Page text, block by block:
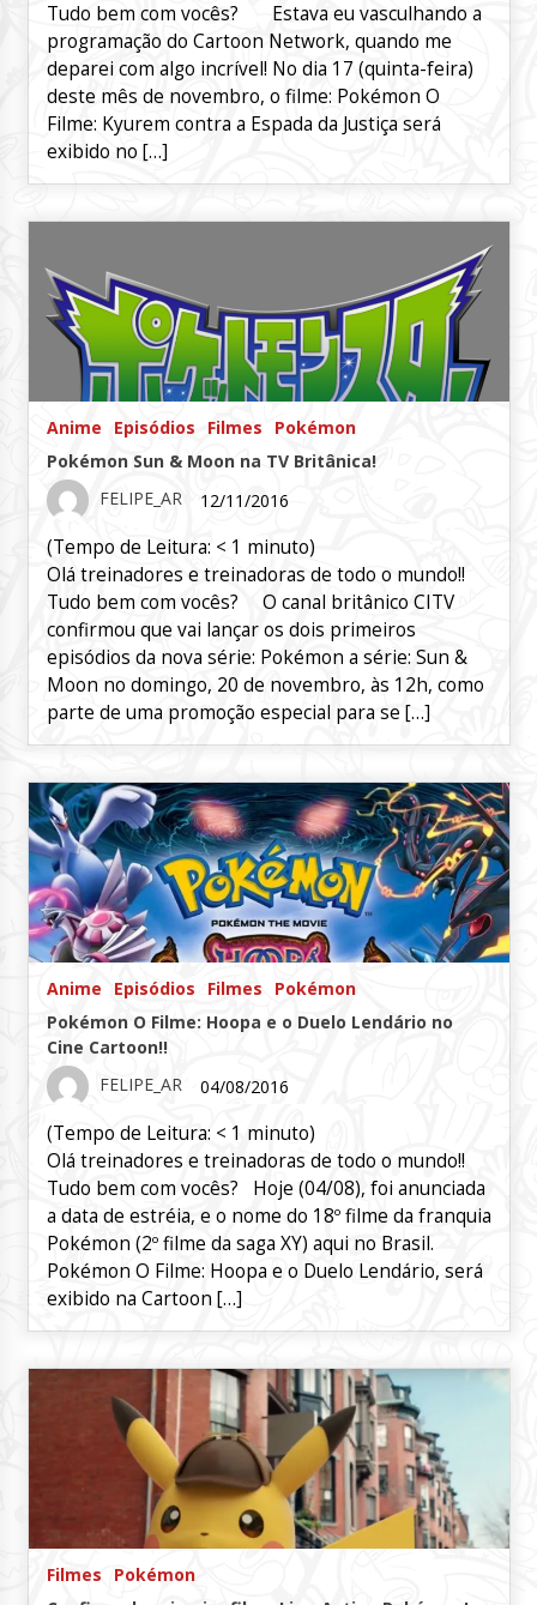
Tudo bem com vocês? Estava eu vasculhando a
programação do Cartoon Network, quando me
deparei com algo incrível! No dia 17 (quinta-feira)
deste mês de novembro, o filme: Pokémon O
Filme: Kyurem contra a Espada da Justiça será
exibido no […]
Anime Episódios Filmes
Pokémon
Pokémon Sun & Moon na TV Britânica!
FELIPE_AR
12/11/2016
(Tempo de Leitura: < 1 minuto)
Olá treinadores e treinadoras de todo o mundo!!
Tudo bem com vocês? O canal britânico CITV
confirmou que vai lançar os dois primeiros
episódios da nova série: Pokémon a série: Sun &
Moon no domingo, 20 de novembro, às 12h, como
parte de uma promoção especial para se […]
Anime Episódios Filmes
Pokémon
Pokémon O Filme: Hoopa e o Duelo Lendário no
Cine Cartoon!!
FELIPE_AR
04/08/2016
(Tempo de Leitura: < 1 minuto)
Olá treinadores e treinadoras de todo o mundo!!
Tudo bem com vocês? Hoje (04/08), foi anunciada
a data de estréia, e o nome do 18º filme da franquia
Pokémon (2º filme da saga XY) aqui no Brasil.
Pokémon O Filme: Hoopa e o Duelo Lendário, será
exibido na Cartoon […]
Filmes
Pokémon